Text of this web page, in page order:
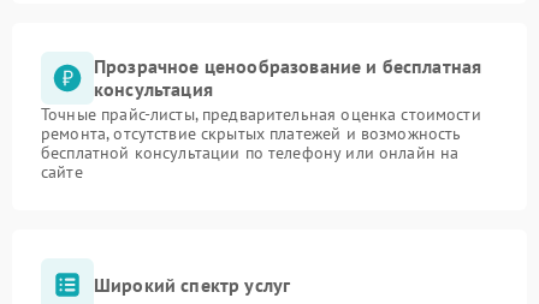
Прозрачное ценообразование и бесплатная
консультация
Точные прайс-листы, предварительная оценка стоимости
ремонта, отсутствие скрытых платежей и возможность
бесплатной консультации по телефону или онлайн на
сайте
Широкий спектр услуг